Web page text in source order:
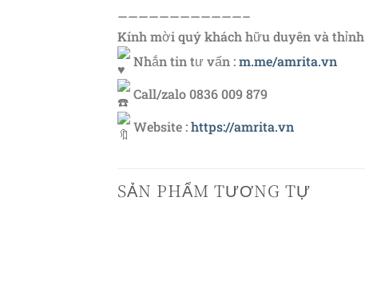
————————————–
Kính mời quý khách hữu duyên và thỉnh
Nhắn tin tư vấn :m.me/amrita.vn
Call/zalo 0836 009 879
Website :https://amrita.vn
SẢN PHẨM TƯƠNG TỰ